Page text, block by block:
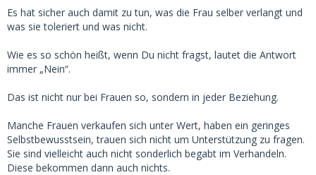
Es hat sicher auch damit zu tun, was die Frau selber verlangt und
was sie toleriert und was nicht.
Wie es so schön heißt, wenn Du nicht fragst, lautet die Antwort
immer „Nein“.
Das ist nicht nur bei Frauen so, sondern in jeder Beziehung.
Manche Frauen verkaufen sich unter Wert, haben ein geringes
Selbstbewusstsein, trauen sich nicht um Unterstützung zu fragen.
Sie sind vielleicht auch nicht sonderlich begabt im Verhandeln.
Diese bekommen dann auch nichts.